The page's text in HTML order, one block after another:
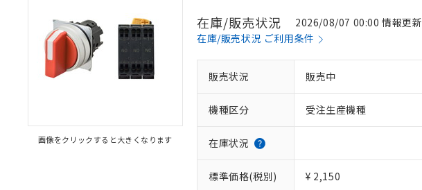
画像をクリックすると大きくなります
在庫/販売状況
2026/08/07 00:00 情報更新
在庫/販売状況 ご利用条件
販売状況 販売中
機種区分 受注生産機種
在庫状況
標準価格(税別) ¥ 2,150